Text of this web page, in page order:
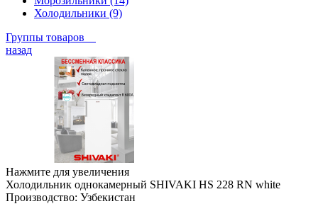
Холодильники (9)
Группы товаров
назад
Нажмите для увеличения
Холодильник однокамерный SHIVAKI HS 228 RN white
Производство: Узбекистан